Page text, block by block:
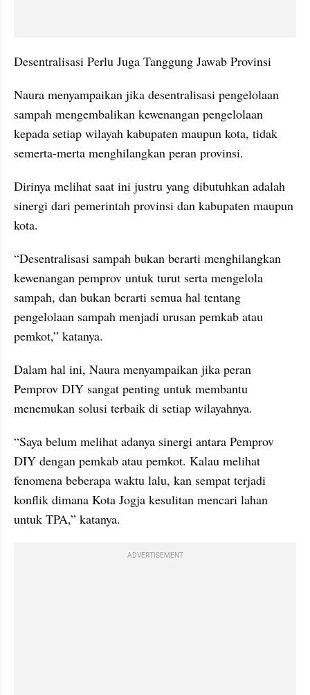
Desentralisasi Perlu Juga Tanggung Jawab Provinsi
Naura menyampaikan jika desentralisasi pengelolaan
sampah mengembalikan kewenangan pengelolaan
kepada setiap wilayah kabupaten maupun kota, tidak
semerta-merta menghilangkan peran provinsi.
Dirinya melihat saat ini justru yang dibutuhkan adalah
sinergi dari pemerintah provinsi dan kabupaten maupun
kota.
“Desentralisasi sampah bukan berarti menghilangkan
kewenangan pemprov untuk turut serta mengelola
sampah, dan bukan berarti semua hal tentang
pengelolaan sampah menjadi urusan pemkab atau
pemkot,” katanya.
Dalam hal ini, Naura menyampaikan jika peran
Pemprov DIY sangat penting untuk membantu
menemukan solusi terbaik di setiap wilayahnya.
“Saya belum melihat adanya sinergi antara Pemprov
DIY dengan pemkab atau pemkot. Kalau melihat
fenomena beberapa waktu lalu, kan sempat terjadi
konflik dimana Kota Jogja kesulitan mencari lahan
untuk TPA,” katanya.
ADVERTISEMENT